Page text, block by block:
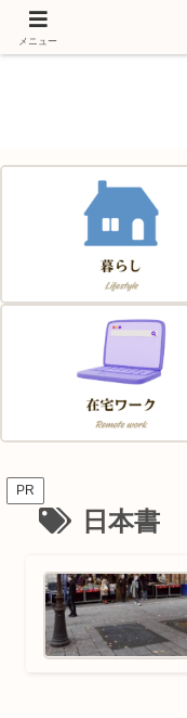
Japan & France
PR
日本書
メニュー